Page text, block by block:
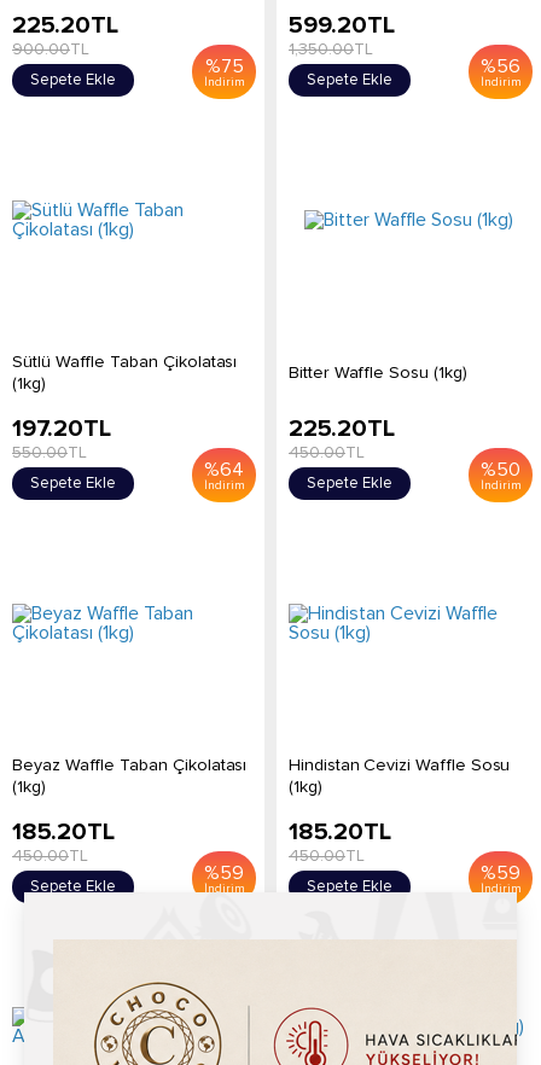
%75
İndirim
225.20TL
900.00TL
Sepete Ekle
%56
İndirim
599.20TL
1,350.00TL
Sepete Ekle
Sütlü Waffle Taban Çikolatası
(1kg)
%64
İndirim
197.20TL
550.00TL
Sepete Ekle
Bitter Waffle Sosu (1kg)
%50
İndirim
225.20TL
450.00TL
Sepete Ekle
Beyaz Waffle Taban Çikolatası
(1kg)
%59
İndirim
185.20TL
450.00TL
Sepete Ekle
Hindistan Cevizi Waffle Sosu
(1kg)
%59
İndirim
185.20TL
450.00TL
Sepete Ekle